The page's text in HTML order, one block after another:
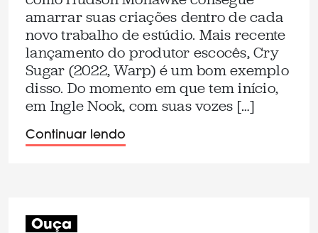
amarrar suas criações dentro de cada
novo trabalho de estúdio. Mais recente
lançamento do produtor escocês, Cry
Sugar (2022, Warp) é um bom exemplo
disso. Do momento em que tem início,
em Ingle Nook, com suas vozes […]
Continuar lendo
Ouça